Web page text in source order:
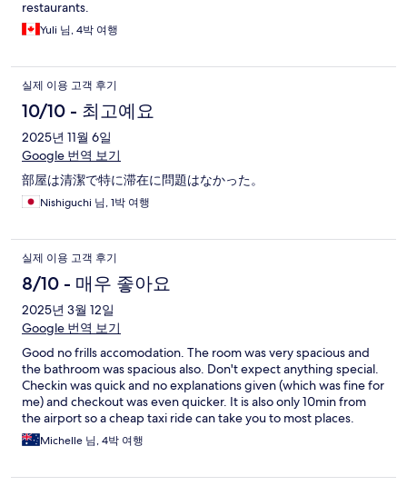
restaurants.
Yuli 님, 4박 여행
실제 이용 고객 후기
10/10 - 최고예요
2025년 11월 6일
Google 번역 보기
部屋は清潔で特に滞在に問題はなかった。
Nishiguchi 님, 1박 여행
실제 이용 고객 후기
8/10 - 매우 좋아요
2025년 3월 12일
Google 번역 보기
Good no frills accomodation. The room was very spacious and
the bathroom was spacious also. Don't expect anything special.
Checkin was quick and no explanations given (which was fine for
me) and checkout was even quicker. It is also only 10min from
the airport so a cheap taxi ride can take you to most places.
Highly recommended if you need a spacious accomodation
close to shopping and food.
Michelle 님, 4박 여행